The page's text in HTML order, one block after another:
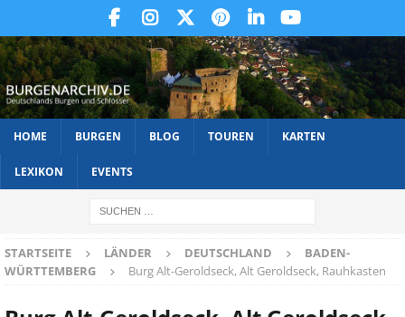
HOME BURGEN BLOG TOUREN KARTEN
LEXIKON EVENTS
STARTSEITE LÄNDER DEUTSCHLAND
BADEN-
WÜRTTEMBERG
Burg Alt-Geroldseck, Alt Geroldseck, Rauhkasten